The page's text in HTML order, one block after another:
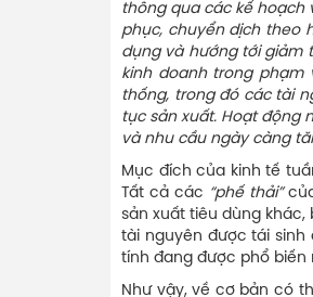
thông qua các kế hoạch
phục, chuyển dịch theo
dụng và hướng tới giảm
kinh doanh trong phạm
thống, trong đó các tài
tục sản xuất. Hoạt động
và nhu cầu ngày càng
Mục đích của kinh tế
Tất cả các “phế thải”
sản xuất tiêu dùng
tài nguyên được tái
tính đang được phổ biến
Như vậy, về cơ bản có